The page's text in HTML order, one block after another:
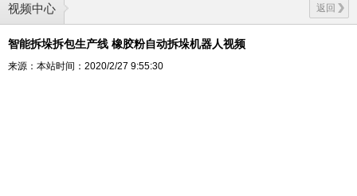
视频中心 返回
智能拆垛拆包生产线 橡胶粉自动拆垛机器人视频
来源：本站时间：2020/2/27 9:55:30